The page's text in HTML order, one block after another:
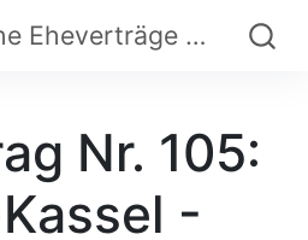
Dynastische Eheverträge der Frühen Neuzeit
Nr. 105:
-